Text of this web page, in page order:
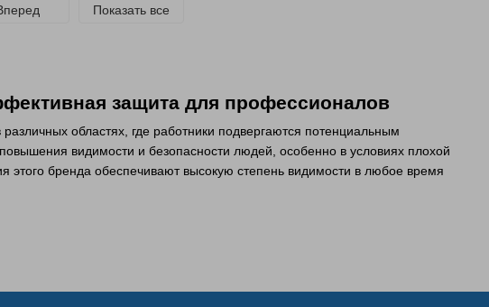
защита для профессионалов
областях, где работники подвергаются потенциальным
видимости и безопасности людей, особенно в условиях плохой
этого бренда обеспечивают высокую степень видимости в любое время
Показать все